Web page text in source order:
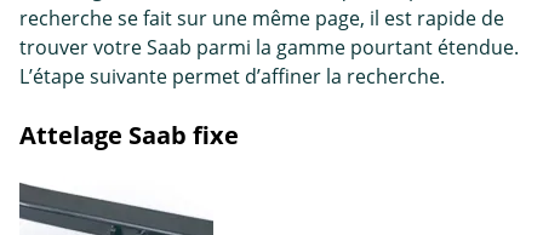
recherche se fait sur une même page, il est rapide de
trouver votre Saab parmi la gamme pourtant étendue.
L’étape suivante permet d’affiner la recherche.
Attelage Saab fixe